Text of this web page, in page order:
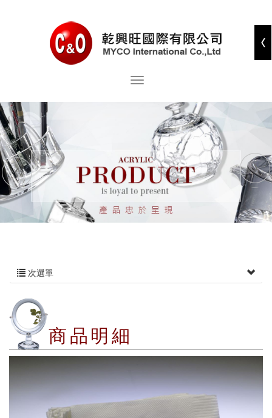
次選單
商品明細